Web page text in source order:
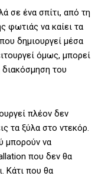
σε ένα σπίτι, από τη
φωτιάς να καίει τα
δημιουργεί μέσα
όμως, μπορεί
διακόσμηση του
πλέον δεν
τα ξύλα στο ντεκόρ.
μπορούν να
που δεν θα
Κάτι που θα